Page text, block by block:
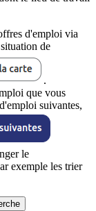
d'emploi via
de
.
que vous
suivantes,
le
exemple les trier